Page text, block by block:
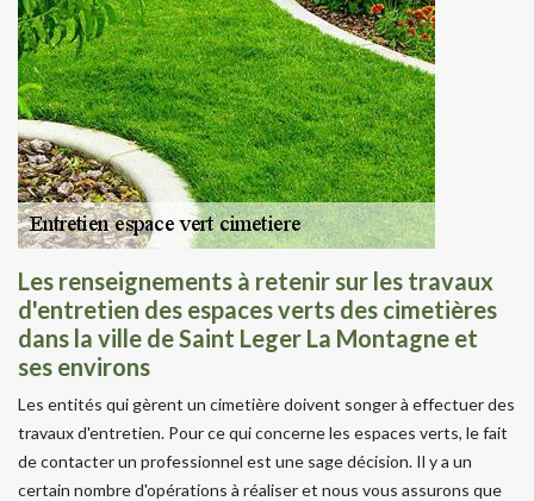
Les renseignements à retenir sur les travaux
d'entretien des espaces verts des cimetières
dans la ville de Saint Leger La Montagne et
ses environs
Les entités qui gèrent un cimetière doivent songer à effectuer des
travaux d'entretien. Pour ce qui concerne les espaces verts, le fait
de contacter un professionnel est une sage décision. Il y a un
certain nombre d'opérations à réaliser et nous vous assurons que